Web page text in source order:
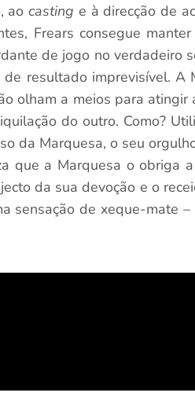
aocasting e à direcção de
Frears consegue
de jogo no verdadeiro
resultado imprevisível. A
olham a meios para atingir
do outro. Como?
da Marquesa, o seu
que a Marquesa o obriga
da sua devoção e o
sensação de xeque-mate –